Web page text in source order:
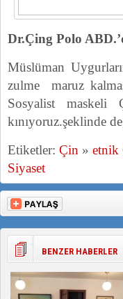
Dr.Çing Polo
Müslüman
zulme maruz
Sosyalist maskeli
kınıyoruz.şeklinde
Etiketler: Çin » etnik
Siyaset
BENZER HABERLER